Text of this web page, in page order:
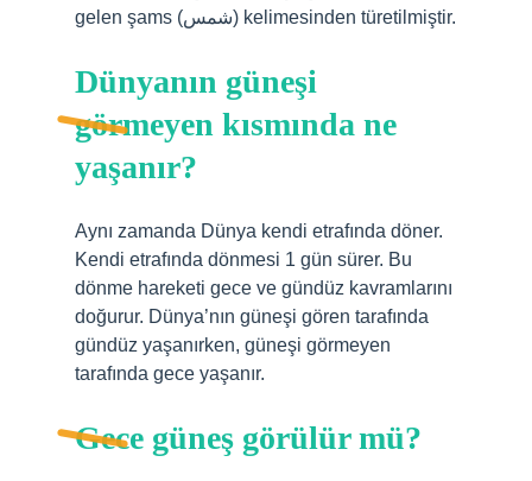
gelen şams (شمس) kelimesinden türetilmiştir.
Dünyanın güneşi
görmeyen kısmında ne
yaşanır?
Aynı zamanda Dünya kendi etrafında döner.
Kendi etrafında dönmesi 1 gün sürer. Bu
dönme hareketi gece ve gündüz kavramlarını
doğurur. Dünya’nın güneşi gören tarafında
gündüz yaşanırken, güneşi görmeyen
tarafında gece yaşanır.
Gece güneş görülür mü?